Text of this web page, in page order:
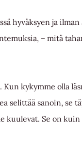
hyväksyen ja
– mitä
kykymme olla
selittää sanoin, se
kuulevat. Se on